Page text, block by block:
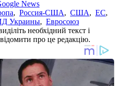
News
, Россия-США, США, ЕС,
Украины, Евросоюз
необхідний текст і
про це редакцію.